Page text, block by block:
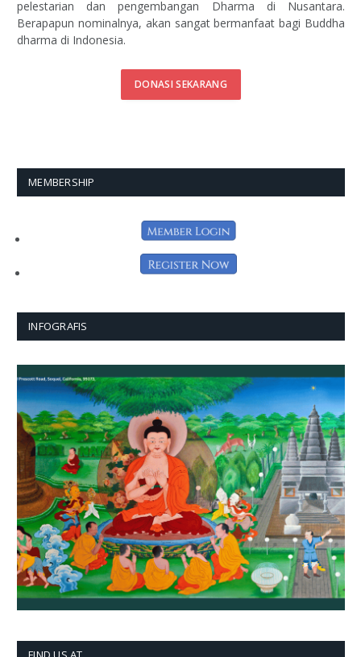
pelestarian dan pengembangan Dharma di Nusantara.
Berapapun nominalnya, akan sangat bermanfaat bagi Buddha
dharma di Indonesia.
DONASI SEKARANG
MEMBERSHIP
INFOGRAFIS